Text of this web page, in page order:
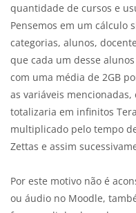
quantidade de cursos e
Pensemos em um cálculo
categorias, alunos,
que cada um desse
com uma média de 2GB
as variáveis
totalizaria em infinitos
multiplicado pelo tempo
Zettas e assim
Por este motivo não é
ou áudio no Moodle,